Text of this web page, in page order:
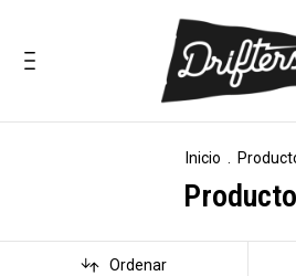
Inicio
Ordenar